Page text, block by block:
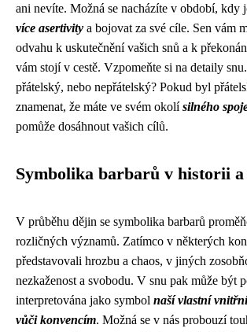
ani nevíte. Možná se nacházíte v období, kdy
více asertivity a bojovat za své cíle. Sen vám
odvahu k uskutečnění vašich snů a k
vám stojí v cestě. Vzpomeňte si na detaily
přátelský, nebo nepřátelský? Pokud byl
znamenat, že máte ve svém okolísilného
pomůže dosáhnout vašich cílů.
Symbolika barbarů v historii
V průběhu dějin se symbolika barbarů
rozličných významů. Zatímco v některých
představovali hrozbu a chaos, v jiných
nezkaženost a svobodu. V snu pak může být
interpretována jako symbol naší vlastní
vůči konvencím. Možná se v nás probouzí